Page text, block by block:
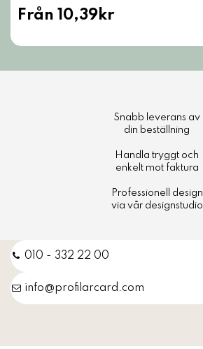
Från 10,39kr
Snabb leverans av
din beställning
Handla tryggt och
enkelt mot faktura
Professionell design
via vår designstudio
010 - 332 22 00
info@profilarcard.com